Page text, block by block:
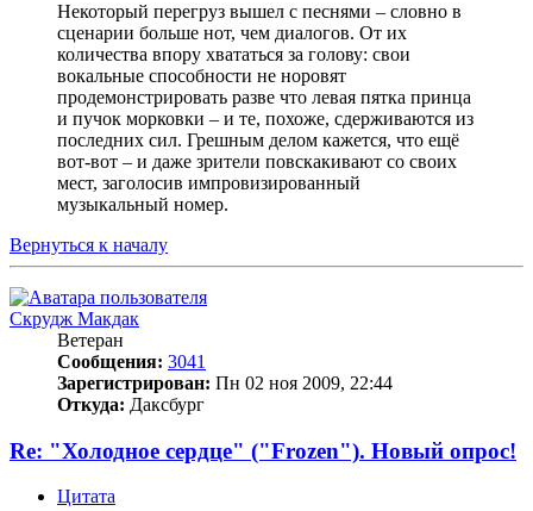
Некоторый перегруз вышел с песнями – словно в
сценарии больше нот, чем диалогов. От их
количества впору хвататься за голову: свои
вокальные способности не норовят
продемонстрировать разве что левая пятка принца
и пучок морковки – и те, похоже, сдерживаются из
последних сил. Грешным делом кажется, что ещё
вот-вот – и даже зрители повскакивают со своих
мест, заголосив импровизированный
музыкальный номер.
Вернуться к началу
Скрудж Макдак
Ветеран
Сообщения: 3041
Зарегистрирован: Пн 02 ноя 2009, 22:44
Откуда: Даксбург
Re: "Холодное сердце" ("Frozen"). Новый опрос!
Цитата